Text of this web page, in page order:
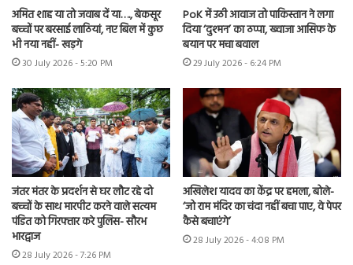
अमित शाह या तो जवाब दें या…., बेकसूर
बच्चों पर बरसाई लाठियां, नए बिल में कुछ
भी नया नहीं- खड़गे
30 July 2026 - 5:20 PM
PoK में उठी आवाज तो पाकिस्तान ने लगा
दिया ‘दुश्मन’ का ठप्पा, ख्वाजा आसिफ के
बयान पर मचा बवाल
29 July 2026 - 6:24 PM
जंतर मंतर के प्रदर्शन से घर लौट रहे दो
बच्चों के साथ मारपीट करने वाले सत्यम
पंडित को गिरफ्तार करे पुलिस- सौरभ
भारद्वाज
28 July 2026 - 7:26 PM
अखिलेश यादव का केंद्र पर हमला, बोले-
‘जो राम मंदिर का चंदा नहीं बचा पाए, वे पेपर
कैसे बचाएंगे’
28 July 2026 - 4:08 PM